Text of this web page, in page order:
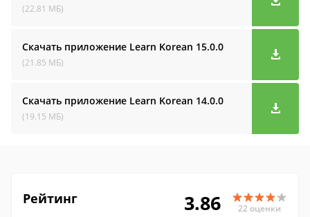
(22.81 МБ)
Скачать приложение Learn Korean 15.0.0
(21.85 МБ)
Скачать приложение Learn Korean 14.0.0
(19.15 МБ)
Рейтинг 3.86 22 оценки